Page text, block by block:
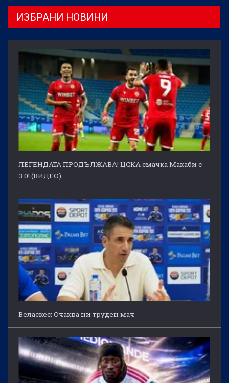
ИЗБРАНИ НОВИНИ
ЛЕГЕНДАТА ПРОДЪЛЖАВА! ЦСКА смачка Макаби с
3:0! (ВИДЕО)
Веласкес: Очаква ни труден мач